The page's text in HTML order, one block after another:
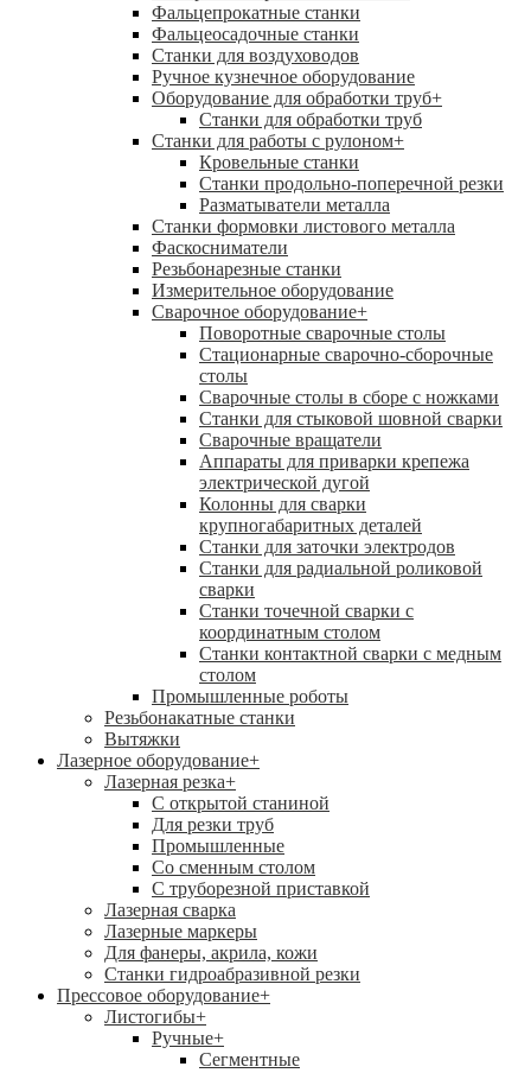
Фальцепрокатные станки
Фальцеосадочные станки
Станки для воздуховодов
Ручное кузнечное оборудование
Оборудование для обработки труб+
Станки для обработки труб
Станки для работы с рулоном+
Кровельные станки
Станки продольно-поперечной резки
Разматыватели металла
Станки формовки листового металла
Фаскосниматели
Резьбонарезные станки
Измерительное оборудование
Сварочное оборудование+
Поворотные сварочные столы
Стационарные сварочно-сборочные
столы
Сварочные столы в сборе с ножками
Станки для стыковой шовной сварки
Сварочные вращатели
Аппараты для приварки крепежа
электрической дугой
Колонны для сварки
крупногабаритных деталей
Станки для заточки электродов
Станки для радиальной роликовой
сварки
Станки точечной сварки с
координатным столом
Станки контактной сварки с медным
столом
Промышленные роботы
Резьбонакатные станки
Вытяжки
Лазерное оборудование+
Лазерная резка+
С открытой станиной
Для резки труб
Промышленные
Со сменным столом
С труборезной приставкой
Лазерная сварка
Лазерные маркеры
Для фанеры, акрила, кожи
Станки гидроабразивной резки
Прессовое оборудование+
Листогибы+
Ручные+
Сегментные